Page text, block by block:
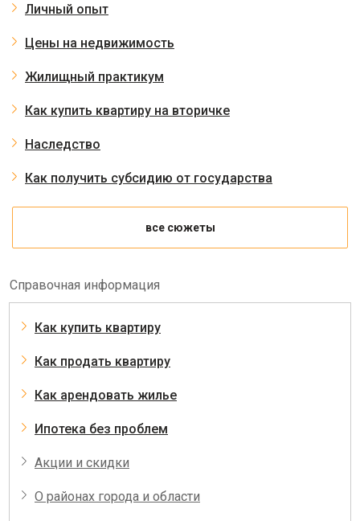
Личный опыт
Цены на недвижимость
Жилищный практикум
Как купить квартиру на вторичке
Наследство
Как получить субсидию от государства
все сюжеты
Справочная информация
Как купить квартиру
Как продать квартиру
Как арендовать жилье
Ипотека без проблем
Акции и скидки
О районах города и области